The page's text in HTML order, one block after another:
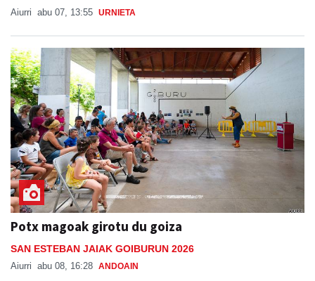
Aiurri abu 07, 13:55 URNIETA
Potx magoak girotu du goiza
SAN ESTEBAN JAIAK GOIBURUN 2026
Aiurri abu 08, 16:28 ANDOAIN